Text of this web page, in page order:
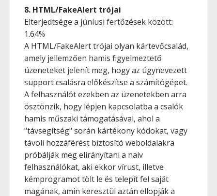
8. HTML/FakeAlert trójai
Elterjedtsége a júniusi fertőzések között:
1.64%
A HTML/FakeAlert trójai olyan kártevőcsalád,
amely jellemzően hamis figyelmeztető
üzeneteket jelenít meg, hogy az úgynevezett
support csalásra előkészítse a számítógépet.
A felhasználót ezekben az üzenetekben arra
ösztönzik, hogy lépjen kapcsolatba a csalók
hamis műszaki támogatásával, ahol a
"távsegítség" során kártékony kódokat, vagy
távoli hozzáférést biztosító weboldalakra
próbálják meg elirányítani a naiv
felhasználókat, aki ekkor vírust, illetve
kémprogramot tölt le és telepít fel saját
magának, amin keresztül aztán ellopják a